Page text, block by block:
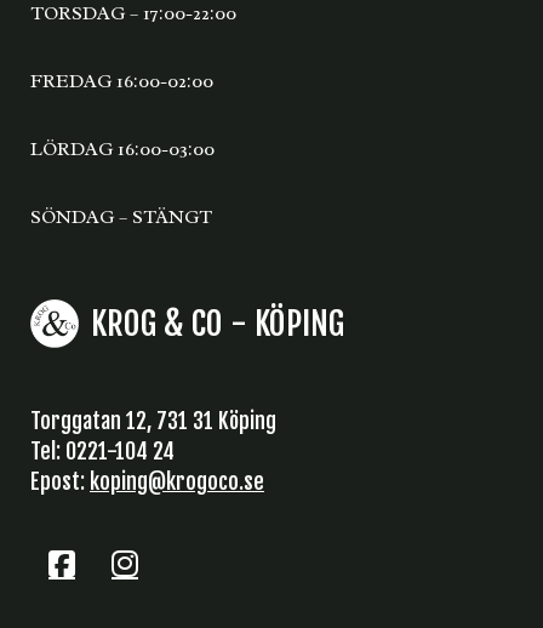
TORSDAG – 17:00-22:00
FREDAG 16:00-02:00
LÖRDAG 16:00-03:00
SÖNDAG – STÄNGT
KROG & CO - KÖPING
Torggatan 12, 731 31 Köping
Tel: 0221-104 24
Epost: koping@krogoco.se